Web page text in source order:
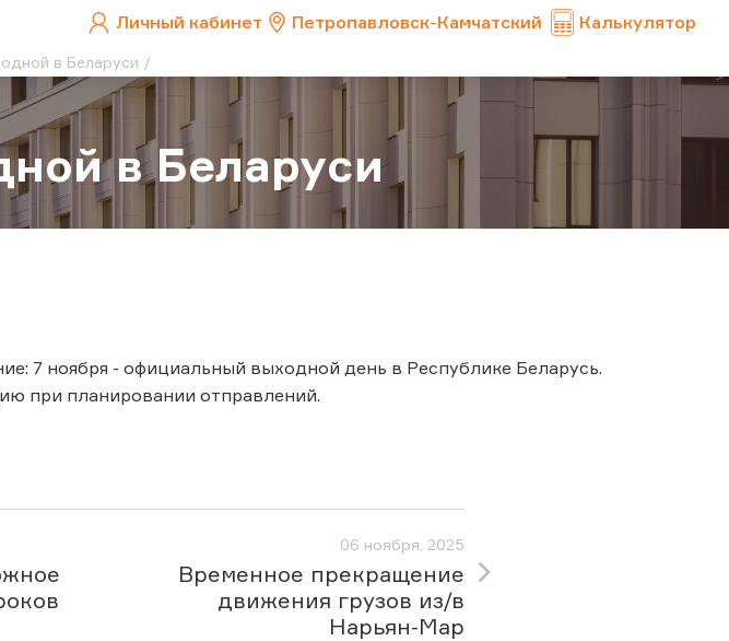
Личный кабинет Петропавловск-Камчатский Калькулятор
в Беларуси
в Беларуси
7 ноября - официальный выходной день в Республике Беларусь.
при планировании отправлений.
06 ноября, 2025
Временное прекращение
движения грузов из/в
Нарьян-Мар